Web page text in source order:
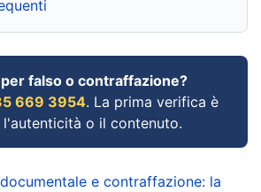
falso o contraffazione?
669 3954. La prima verifica è
o il contenuto.
e contraffazione: la